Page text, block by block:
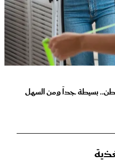
بسيطة جداً ومن السهل